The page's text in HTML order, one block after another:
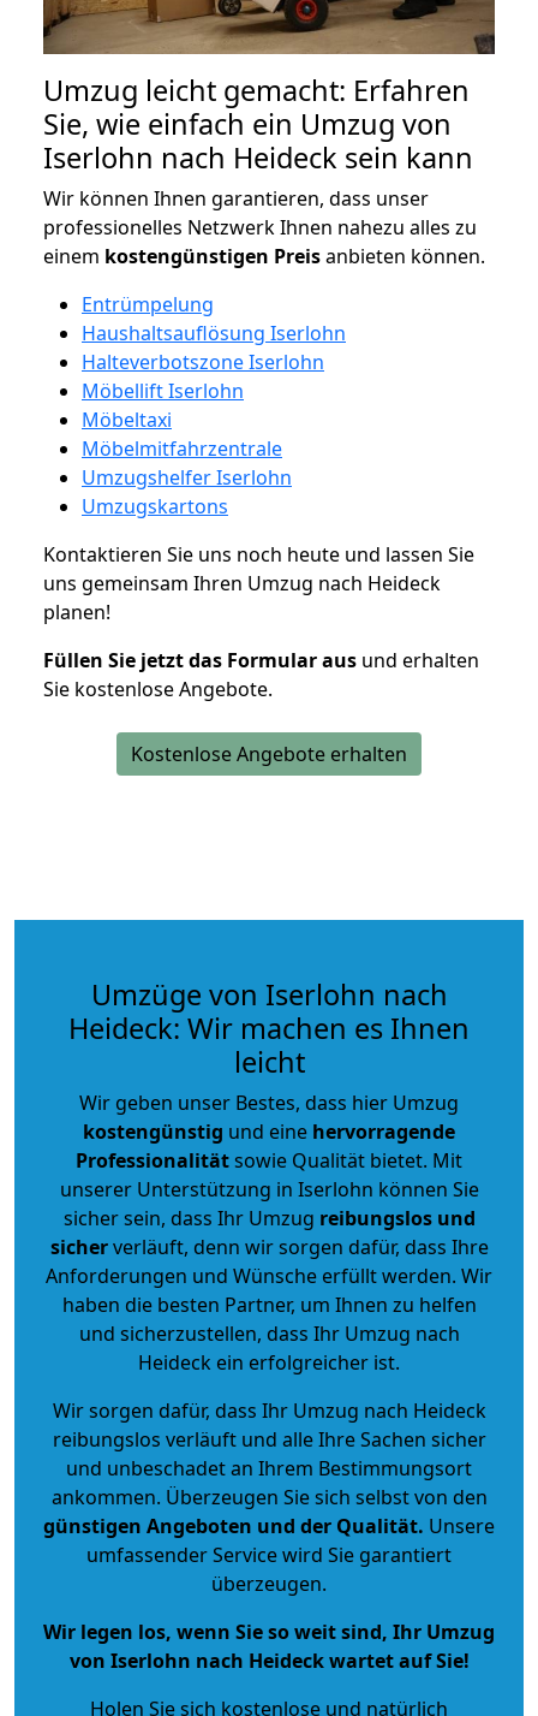
Umzug leicht gemacht: Erfahren
Sie, wie einfach ein Umzug von
Iserlohn nach Heideck sein kann
Wir können Ihnen garantieren, dass unser
professionelles Netzwerk Ihnen nahezu alles zu
einem kostengünstigen Preisanbieten können.
Entrümpelung
Haushaltsauflösung Iserlohn
Halteverbotszone Iserlohn
Möbellift Iserlohn
Möbeltaxi
Möbelmitfahrzentrale
Umzugshelfer Iserlohn
Umzugskartons
Kontaktieren Sie uns noch heute und lassen Sie
uns gemeinsam Ihren Umzug nach Heideck
planen!
Füllen Sie jetzt das Formular aus und erhalten
Sie kostenlose Angebote.
Kostenlose Angebote erhalten
Umzüge von Iserlohn nach
Heideck: Wir machen es Ihnen
leicht
Wir geben unser Bestes, dass hier Umzug
kostengünstig und eine hervorragende
Professionalitätsowie Qualität bietet. Mit
unserer Unterstützung in Iserlohn können Sie
sicher sein, dass Ihr Umzug reibungslos und
sicherverläuft, denn wir sorgen dafür, dass Ihre
Anforderungen und Wünsche erfüllt werden. Wir
haben die besten Partner, um Ihnen zu helfen
und sicherzustellen, dass Ihr Umzug nach
Heideck ein erfolgreicher ist.
Wir sorgen dafür, dass Ihr Umzug nach Heideck
reibungslos verläuft und alle Ihre Sachen sicher
und unbeschadet an Ihrem Bestimmungsort
ankommen. Überzeugen Sie sich selbst von den
günstigen Angeboten und der Qualität. Unsere
umfassender Service wird Sie garantiert
überzeugen.
Wir legen los, wenn Sie so weit sind, Ihr Umzug
von Iserlohn nach Heideck wartet auf Sie!
Holen Sie sich kostenlose und natürlich